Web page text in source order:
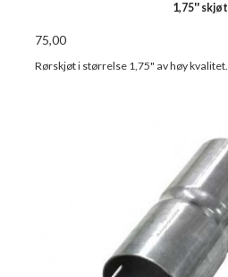
1,75'' skjøt
75,00
Rørskjøt i størrelse 1,75" av høy kvalitet.